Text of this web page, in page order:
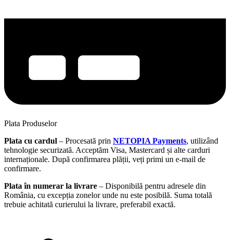
Plata Produselor
Plata cu cardul – Procesată prin NETOPIA Payments, utilizând
tehnologie securizată. Acceptăm Visa, Mastercard și alte carduri
internaționale. După confirmarea plății, veți primi un e-mail de
confirmare.
Plata în numerar la livrare – Disponibilă pentru adresele din
România, cu excepția zonelor unde nu este posibilă. Suma totală
trebuie achitată curierului la livrare, preferabil exactă.